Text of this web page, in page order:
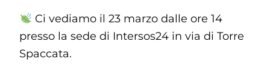
Ci vediamo il 23 marzo dalle ore 14
presso la sede di Intersos24 in via di Torre
Spaccata.